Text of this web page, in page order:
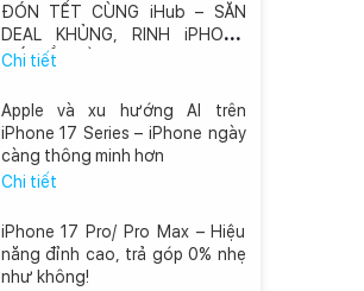
ĐÓN TẾT CÙNG iHub – SĂN
DEAL KHỦNG, RINH iPHONE
MỚI VỀ NHÀ
Chi tiết
Apple và xu hướng AI trên
iPhone 17 Series – iPhone ngày
càng thông minh hơn
Chi tiết
iPhone 17 Pro/ Pro Max – Hiệu
năng đỉnh cao, trả góp 0% nhẹ
như không!